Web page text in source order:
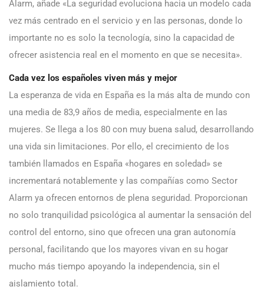
Alarm, añade «La seguridad evoluciona hacia un modelo cada
vez más centrado en el servicio y en las personas, donde lo
importante no es solo la tecnología, sino la capacidad de
ofrecer asistencia real en el momento en que se necesita».
Cada vez los españoles viven más y mejor
La esperanza de vida en España es la más alta de mundo con
una media de 83,9 años de media, especialmente en las
mujeres. Se llega a los 80 con muy buena salud, desarrollando
una vida sin limitaciones. Por ello, el crecimiento de los
también llamados en España «hogares en soledad» se
incrementará notablemente y las compañías como Sector
Alarm ya ofrecen entornos de plena seguridad. Proporcionan
no solo tranquilidad psicológica al aumentar la sensación del
control del entorno, sino que ofrecen una gran autonomía
personal, facilitando que los mayores vivan en su hogar
mucho más tiempo apoyando la independencia, sin el
aislamiento total.